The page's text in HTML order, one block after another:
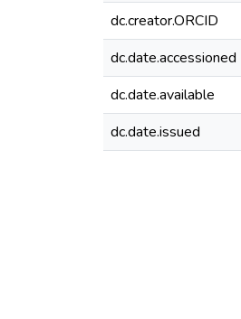
dc.creator.ORCID
dc.date.accessioned
dc.date.available
dc.date.issued